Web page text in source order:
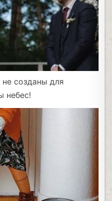
созданы для
небес!